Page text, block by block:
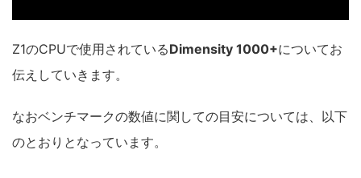
Z1のCPUで使用されているDimensity 1000+についてお
伝えしていきます。
なおベンチマークの数値に関しての目安については、以下
のとおりとなっています。